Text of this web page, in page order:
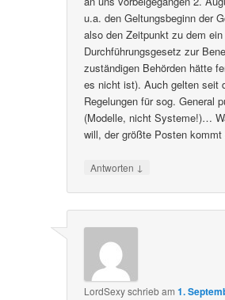
u.a. den Geltungsbeginn der
also den Zeitpunkt zu dem
Durchführungsgesetz zur
zuständigen Behörden hätte
es nicht ist). Auch gelten seit
Regelungen für sog. General
(Modelle, nicht Systeme!)…
will, der größte Posten
Antworten ↓
LordSexyschriebam1.